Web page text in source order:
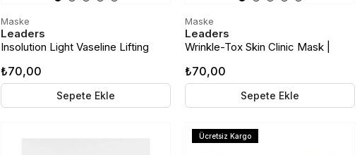
Maske
Leaders
Insolution Light Vaseline Lifting
Sıkılaştırıcı Kağıt Maske
₺70,00
Sepete Ekle
Maske
Leaders
Wrinkle-Tox Skin Clinic Mask |
₺70,00
Sepete Ekle
Ücretsiz Kargo